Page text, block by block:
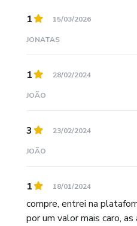
1 15/03/2026
JONATAS
1 28/02/2024
JOÃO
3 23/02/2024
JOÃO
1 18/01/2024
compre, entrei na
por um valor mais caro,